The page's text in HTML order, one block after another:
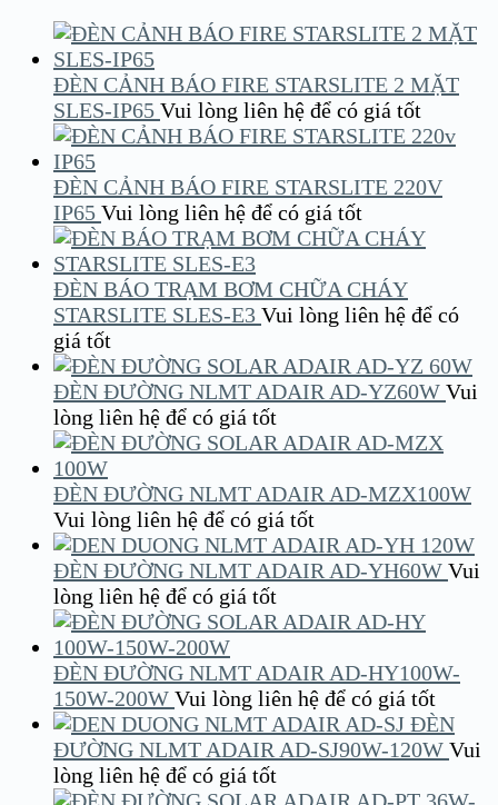
ĐÈN CẢNH BÁO FIRE STARSLITE 2 MẶT
SLES-IP65 Vui lòng liên hệ để có giá tốt
ĐÈN CẢNH BÁO FIRE STARSLITE 220V
IP65 Vui lòng liên hệ để có giá tốt
ĐÈN BÁO TRẠM BƠM CHỮA CHÁY
STARSLITE SLES-E3 Vui lòng liên hệ để có
giá tốt
ĐÈN ĐƯỜNG NLMT ADAIR AD-YZ60W Vui
lòng liên hệ để có giá tốt
ĐÈN ĐƯỜNG NLMT ADAIR AD-MZX100W
Vui lòng liên hệ để có giá tốt
ĐÈN ĐƯỜNG NLMT ADAIR AD-YH60W Vui
lòng liên hệ để có giá tốt
ĐÈN ĐƯỜNG NLMT ADAIR AD-HY100W-
150W-200W Vui lòng liên hệ để có giá tốt
ĐÈN
ĐƯỜNG NLMT ADAIR AD-SJ90W-120W Vui
lòng liên hệ để có giá tốt